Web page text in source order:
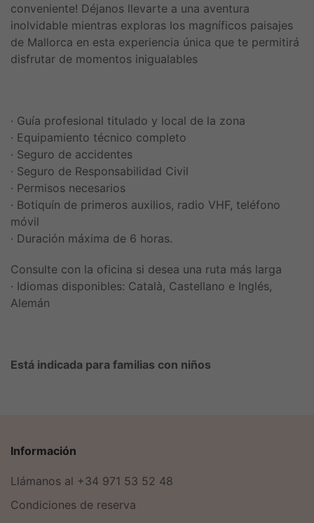
conveniente! Déjanos llevarte a una aventura
inolvidable mientras exploras los magníficos paisajes
de Mallorca en esta experiencia única que te permitirá
disfrutar de momentos inigualables
· Guía profesional titulado y local de la zona
· Equipamiento técnico completo
· Seguro de accidentes
· Seguro de Responsabilidad Civil
· Permisos necesarios
· Botiquín de primeros auxilios, radio VHF, teléfono
móvil
· Duración máxima de 6 horas.
Consulte con la oficina si desea una ruta más larga
· Idiomas disponibles: Català, Castellano e Inglés,
Alemán
Está indicada para familias con niños
Información
Llámanos al +34 971 53 52 48
Condiciones de reserva